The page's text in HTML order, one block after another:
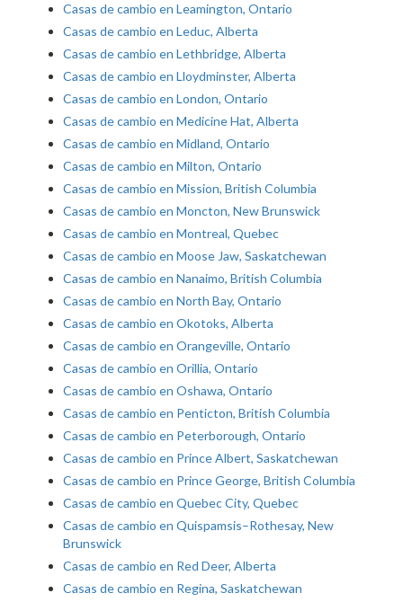
Casas de cambio en Leamington, Ontario
Casas de cambio en Leduc, Alberta
Casas de cambio en Lethbridge, Alberta
Casas de cambio en Lloydminster, Alberta
Casas de cambio en London, Ontario
Casas de cambio en Medicine Hat, Alberta
Casas de cambio en Midland, Ontario
Casas de cambio en Milton, Ontario
Casas de cambio en Mission, British Columbia
Casas de cambio en Moncton, New Brunswick
Casas de cambio en Montreal, Quebec
Casas de cambio en Moose Jaw, Saskatchewan
Casas de cambio en Nanaimo, British Columbia
Casas de cambio en North Bay, Ontario
Casas de cambio en Okotoks, Alberta
Casas de cambio en Orangeville, Ontario
Casas de cambio en Orillia, Ontario
Casas de cambio en Oshawa, Ontario
Casas de cambio en Penticton, British Columbia
Casas de cambio en Peterborough, Ontario
Casas de cambio en Prince Albert, Saskatchewan
Casas de cambio en Prince George, British Columbia
Casas de cambio en Quebec City, Quebec
Casas de cambio en Quispamsis–Rothesay, New
Brunswick
Casas de cambio en Red Deer, Alberta
Casas de cambio en Regina, Saskatchewan